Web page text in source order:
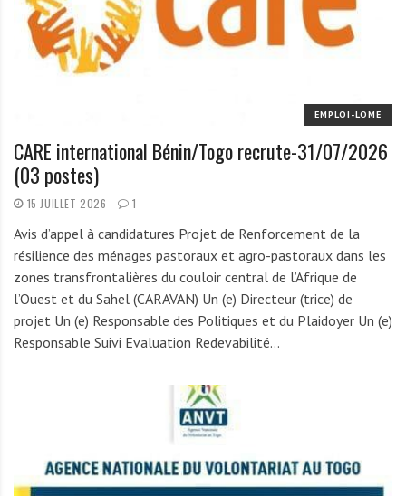
EMPLOI-LOME
CARE international Bénin/Togo recrute-31/07/2026
(03 postes)
15 JUILLET 2026 1
Avis d’appel à candidatures Projet de Renforcement de la
résilience des ménages pastoraux et agro-pastoraux dans les
zones transfrontalières du couloir central de l’Afrique de
l’Ouest et du Sahel (CARAVAN) Un (e) Directeur (trice) de
projet Un (e) Responsable des Politiques et du Plaidoyer Un (e)
Responsable Suivi Evaluation Redevabilité…